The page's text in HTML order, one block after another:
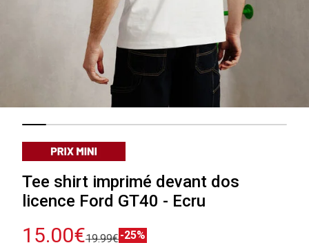
Tee shirt imprimé devant dos
licence Ford GT40 - Ecru
15.00€19.99€-25%